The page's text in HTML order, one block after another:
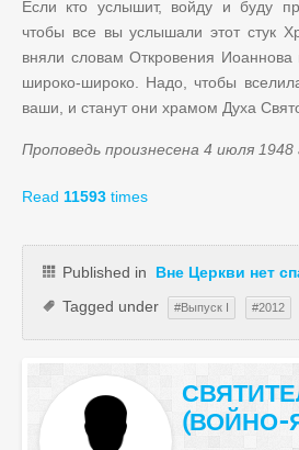
Если кто услышит, войду и буду
чтобы все вы услышали этот стук
вняли словам Откровения Иоаннова
широко-широко. Надо, чтобы
ваши, и станут они храмом Духа
Проповедь произнесена 4 июля 1948
Read 11593 times
Published in
Вне Церкви нет
Tagged under
Выпуск I 2012
(ВОЙНО-